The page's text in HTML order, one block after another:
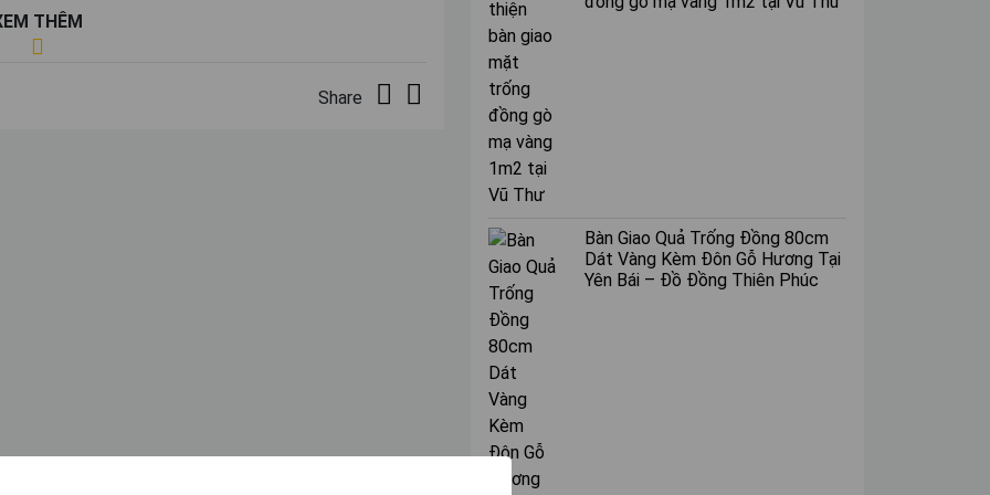
THÊM
Share
Bàn Giao Quả Trống Đồng 80cm
Dát Vàng Kèm Đôn Gỗ Hương Tại
Yên Bái – Đồ Đồng Thiên Phúc